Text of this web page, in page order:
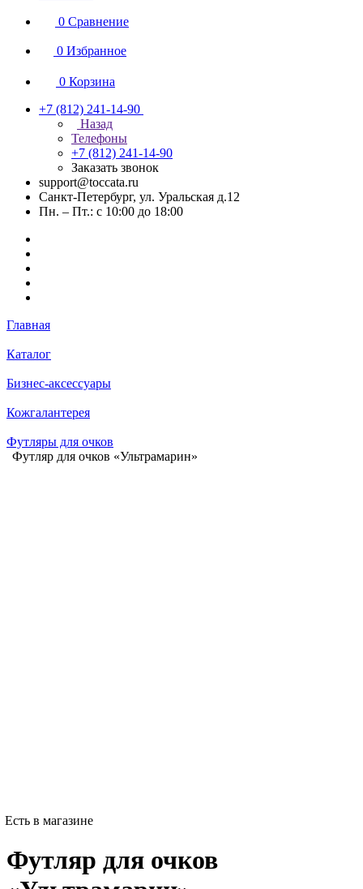
0 Сравнение
0 Избранное
0 Корзина
+7 (812) 241-14-90
Назад
Телефоны
+7 (812) 241-14-90
Заказать звонок
support@toccata.ru
Санкт-Петербург, ул. Уральская д.12
Пн. – Пт.: с 10:00 до 18:00
Главная
Каталог
Бизнес-аксессуары
Кожгалантерея
Футляры для очков
Футляр для очков «Ультрамарин»
Есть в магазине
Футляр для очков